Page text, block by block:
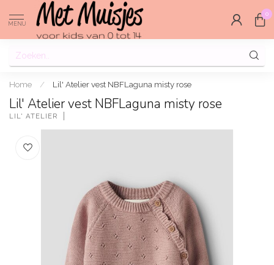
MENU
0
Home / Lil' Atelier vest NBFLaguna misty rose
Lil' Atelier vest NBFLaguna misty rose
LIL' ATELIER